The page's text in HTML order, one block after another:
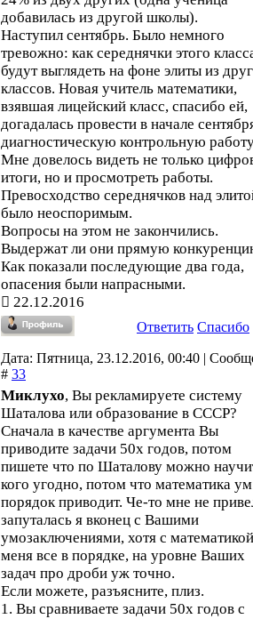
добавилась из другой школы).
Наступил сентябрь. Было немного
тревожно: как середнячки этого
будут выглядеть на фоне элиты из
классов. Новая учитель математики,
взявшая лицейский класс, спасибо ей,
догадалась провести в начале
диагностическую контрольную
Мне довелось видеть не только
итоги, но и просмотреть работы.
Превосходство середнячков над
было неоспоримым.
Вопросы на этом не закончились.
Выдержат ли они прямую
Как показали последующие два года,
опасения были напрасными.
22.12.2016
Ответить Спасибо
Дата: Пятница, 23.12.2016, 00:40 |
# 33
Миклухо, Вы рекламируете систему
Шаталова или образование в СССР?
Сначала в качестве аргумента Вы
приводите задачи 50х годов, потом
пишете что по Шаталову можно
кого угодно, потом что математика
порядок приводит. Че-то мне не
запуталась я вконец с Вашими
умозаключениями, хотя с
меня все в порядке, на уровне Ваших
задач про дроби уж точно.
Если можете, разъясните, плиз.
1. Вы сравниваете задачи 50х годов с